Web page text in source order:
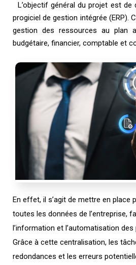
L’objectif général du projet est de
progiciel de gestion intégrée (ERP).
gestion des ressources au plan
budgétaire, financier, comptable et
En effet, il s’agit de mettre en place
toutes les données de l’entreprise,
l’information et l’automatisation
Grâce à cette centralisation, les
redondances et les erreurs